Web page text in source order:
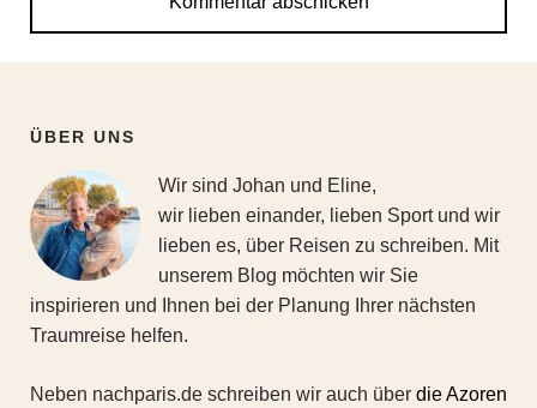
ÜBER UNS
Wir sind Johan und Eline,
wir lieben einander, lieben Sport und wir
lieben es, über Reisen zu schreiben. Mit
unserem Blog möchten wir Sie
inspirieren und Ihnen bei der Planung Ihrer nächsten
Traumreise helfen.
Neben nachparis.de schreiben wir auch über die Azoren